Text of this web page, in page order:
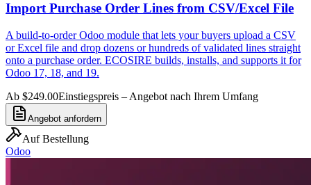
Import Purchase Order Lines from CSV/Excel File
A build-to-order Odoo module that lets your buyers upload a CSV
or Excel file and drop dozens or hundreds of validated lines straight
onto a purchase order. ECOSIRE builds, installs, and supports it for
Odoo 17, 18, and 19.
Ab $249.00Einstiegspreis – Angebot nach Ihrem Umfang
Angebot anfordern
Auf Bestellung
Odoo